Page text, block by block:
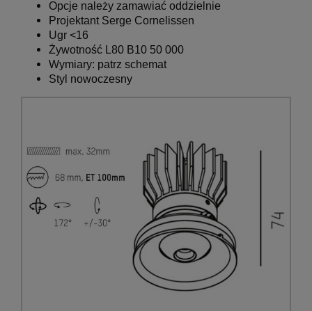
Opcje należy zamawiać oddzielnie
Projektant Serge Cornelissen
Ugr <16
Żywotność L80 B10 50 000
Wymiary: patrz schemat
Styl nowoczesny